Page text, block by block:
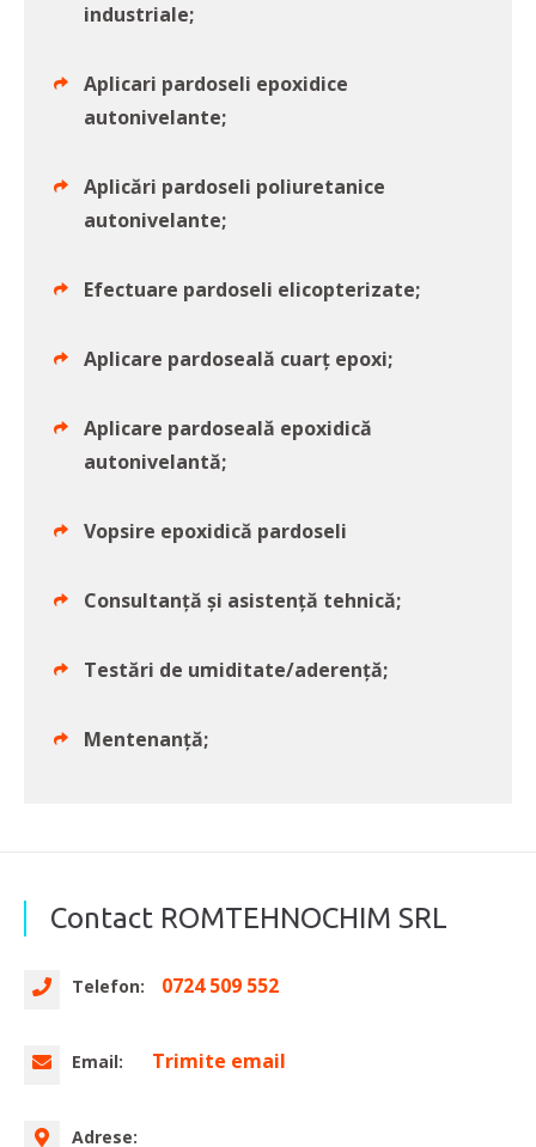
industriale;
Aplicari pardoseli epoxidice
autonivelante;
Aplicări pardoseli poliuretanice
autonivelante;
Efectuare pardoseli elicopterizate;
Aplicare pardoseală cuarț epoxi;
Aplicare pardoseală epoxidică
autonivelantă;
Vopsire epoxidică pardoseli
Consultanță și asistență tehnică;
Testări de umiditate/aderență;
Mentenanță;
Contact ROMTEHNOCHIM SRL
Telefon: 0724 509 552
Email: Trimite email
Adrese: